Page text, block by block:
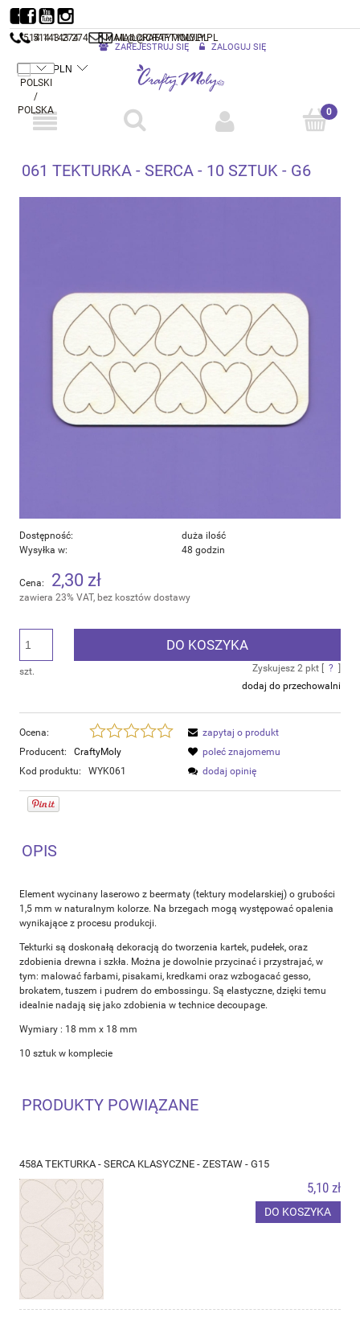
514 143 274 MAIL@CRAFTYMOLY.PL
ZAREJESTRUJ SIĘ ZALOGUJ SIĘ
514 143 274 MAIL@CRAFTYMOLY.PL
061 TEKTURKA - SERCA - 10 SZTUK - G6
Dostępność:
duża ilość
Wysyłka w:
48 godzin
Cena: 2,30 zł
zawiera 23% VAT, bez kosztów dostawy
szt.
DO KOSZYKA
Zyskujesz 2 pkt [ ?
dodaj do przechowalni
Ocena:
Producent:
CraftyMoly
Kod produktu:
WYK061
zapytaj o produkt
poleć znajomemu
dodaj opinię
OPIS
Element wycinany laserowo z beermaty (tektury modelarskiej) o grubości
1,5 mm w naturalnym kolorze. Na brzegach mogą występować opalenia
wynikające z procesu produkcji.
Tekturki są doskonałą dekoracją do tworzenia kartek, pudełek, oraz
zdobienia drewna i szkła. Można je dowolnie przycinać i przystrajać, w
tym: malować farbami, pisakami, kredkami oraz wzbogacać gesso,
brokatem, tuszem i pudrem do embossingu. Są elastyczne, dzięki temu
idealnie nadają się jako zdobienia w technice decoupage.
Wymiary : 18 mm x 18 mm
10 sztuk w komplecie
PRODUKTY POWIĄZANE
458A TEKTURKA - SERCA KLASYCZNE - ZESTAW - G15
5,10 zł
DO KOSZYKA